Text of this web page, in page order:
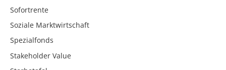
Sofortrente
Soziale Marktwirtschaft
Spezialfonds
Stakeholder Value